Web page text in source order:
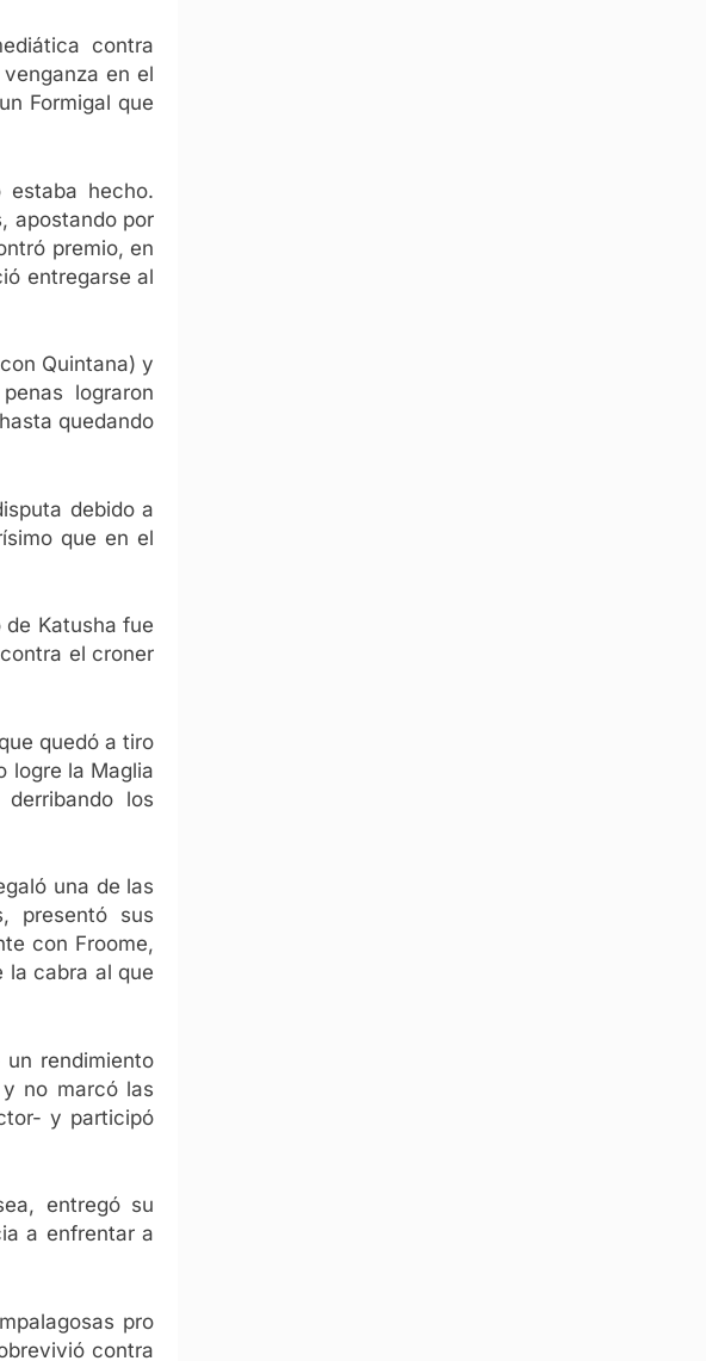
contra
en el
Formigal que
estaba hecho.
apostando por
premio, en
entregarse al
Quintana) y
lograron
quedando
debido a
que en el
Katusha fue
el croner
quedó a tiro
logre la Maglia
los
una de las
presentó sus
con Froome,
la cabra al que
rendimiento
no marcó las
y participó
entregó su
a enfrentar a
pro
contra